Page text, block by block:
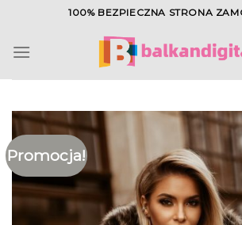
content
100% BEZPIECZNA STRONA
Promocja!